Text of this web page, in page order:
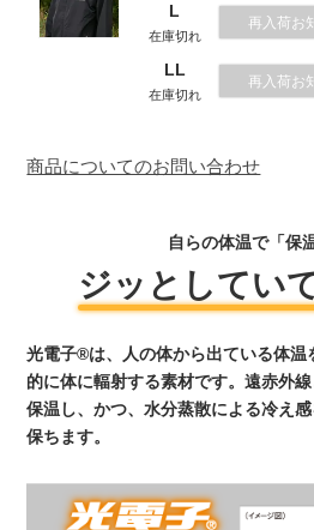
L
在庫切れ
再入荷お
LL
在庫切れ
再入荷お
商品についてのお問い合わせ
自らの体温で「保
ジッとしてい
光電子®は、人の体から出ている体温
的に体に輻射する素材です。遠赤外
保温し、かつ、水分蒸散による冷え
保ちます。